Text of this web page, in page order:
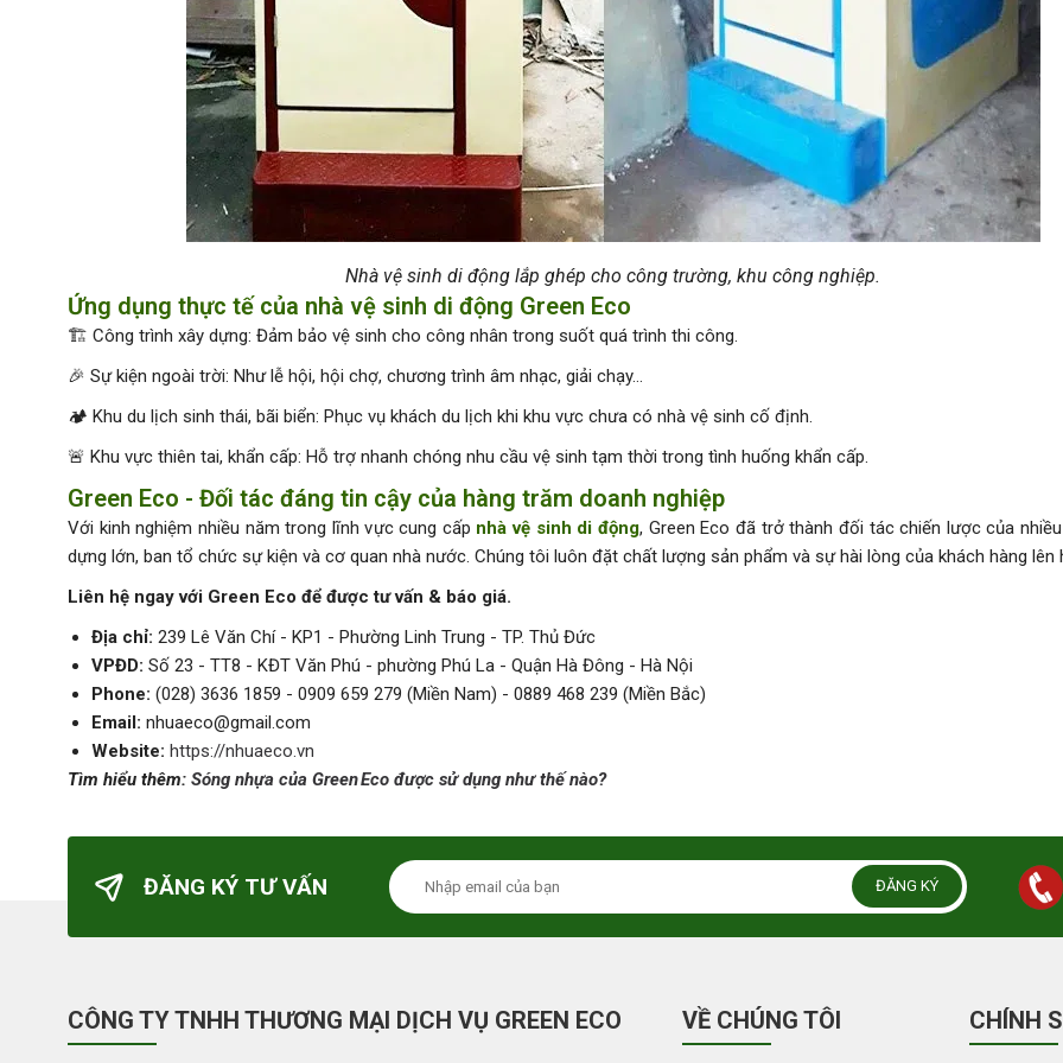
Nhà vệ sinh di động lắp ghép cho công trường, khu công nghiệp.
Ứng dụng thực tế của nhà vệ sinh di động Green Eco
🏗️ Công trình xây dựng: Đảm bảo vệ sinh cho công nhân trong suốt quá trình thi công.
🎉 Sự kiện ngoài trời: Như lễ hội, hội chợ, chương trình âm nhạc, giải chạy…
🏕️ Khu du lịch sinh thái, bãi biển: Phục vụ khách du lịch khi khu vực chưa có nhà vệ sinh cố định.
🚨 Khu vực thiên tai, khẩn cấp: Hỗ trợ nhanh chóng nhu cầu vệ sinh tạm thời trong tình huống khẩn cấp.
Green Eco - Đối tác đáng tin cậy của hàng trăm doanh nghiệp
Với kinh nghiệm nhiều năm trong lĩnh vực cung cấp nhà vệ sinh di động, Green Eco đã trở thành đối tác chiến lược của
dựng lớn, ban tổ chức sự kiện và cơ quan nhà nước. Chúng tôi luôn đặt chất lượng sản phẩm và sự hài lòng của khách hàng lên
Liên hệ ngay với Green Eco để được tư vấn & báo giá.
Địa chỉ: 239 Lê Văn Chí - KP1 - Phường Linh Trung - TP. Thủ Đức
VPĐD: Số 23 - TT8 - KĐT Văn Phú - phường Phú La - Quận Hà Đông - Hà Nội
Phone: (028) 3636 1859 - 0909 659 279 (Miền Nam) - 0889 468 239 (Miền Bắc)
Email: nhuaeco@gmail.com
Website: https://nhuaeco.vn
Tìm hiểu thêm: Sóng nhựa của Green Eco được sử dụng như thế nào?
ĐĂNG KÝ TƯ VẤN ĐĂNG KÝ
CÔNG TY TNHH THƯƠNG MẠI DỊCH VỤ GREEN ECO VỀ CHÚNG TÔI CHÍNH